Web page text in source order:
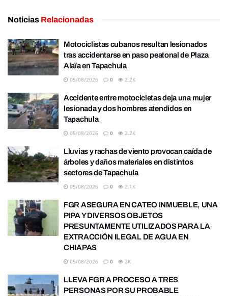
Noticias Relacionadas
Motociclistas cubanos resultan lesionados
tras accidentarse en paso peatonal de Plaza
Alaïa en Tapachula
05/08/2026 0 2.2K
Accidente entre motocicletas deja una mujer
lesionada y dos hombres atendidos en
Tapachula
05/08/2026 0 2.2K
Lluvias y rachas de viento provocan caída de
árboles y daños materiales en distintos
sectores de Tapachula
05/08/2026 0 2.1K
FGR ASEGURA EN CATEO INMUEBLE, UNA
PIPA Y DIVERSOS OBJETOS
PRESUNTAMENTE UTILIZADOS PARA LA
EXTRACCIÓN ILEGAL DE AGUA EN
CHIAPAS
05/08/2026 0 2K
LLEVA FGR A PROCESO A TRES
PERSONAS POR SU PROBABLE